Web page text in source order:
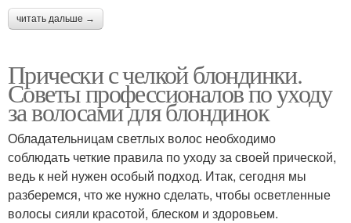
читать дальше →
Прически с челкой блондинки.
Советы профессионалов по уходу
за волосами для блондинок
Обладательницам светлых волос необходимо
соблюдать четкие правила по уходу за своей прической,
ведь к ней нужен особый подход. Итак, сегодня мы
разберемся, что же нужно сделать, чтобы осветленные
волосы сияли красотой, блеском и здоровьем.